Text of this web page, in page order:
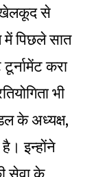
से
पिछले सात
करा
भी
के अध्यक्ष,
इन्होंने